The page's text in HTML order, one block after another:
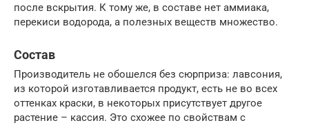
после вскрытия. К тому же, в составе нет аммиака,
перекиси водорода, а полезных веществ множество.
Состав
Производитель не обошелся без сюрприза: лавсония,
из которой изготавливается продукт, есть не во всех
оттенках краски, в некоторых присутствует другое
растение – кассия. Это схожее по свойствам с